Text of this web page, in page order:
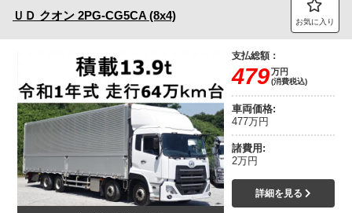
ＵＤ クオン 2PG-CG5CA (8x4) お気に入り
支払総額：
479万円
(消費税込)
車両価格:
477万円
諸費用:
2万円
詳細を見る